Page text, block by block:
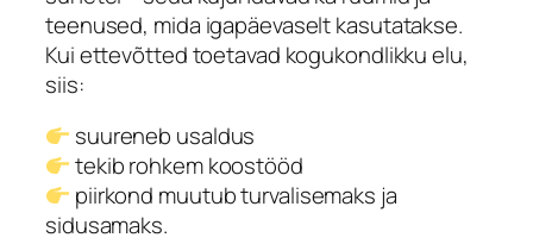
teenused, mida igapäevaselt kasutatakse.
Kui ettevõtted toetavad kogukondlikku elu,
siis:
suureneb usaldus
tekib rohkem koostööd
piirkond muutub turvalisemaks ja
sidusamaks.